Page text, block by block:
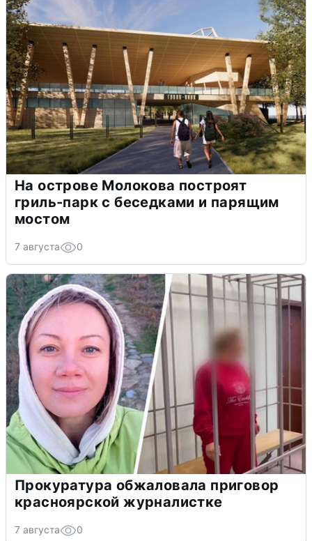
На острове Молокова построят
гриль-парк с беседками и парящим
мостом
7 августа 0
Прокуратура обжаловала приговор
красноярской журналистке
7 августа 0